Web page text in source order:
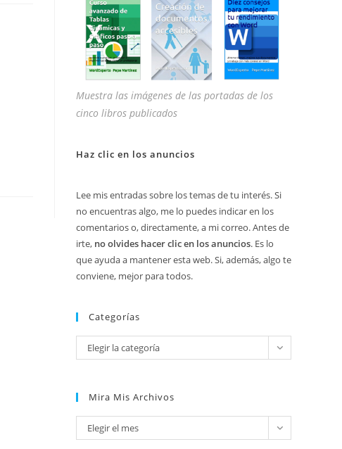
Muestra las imágenes de las portadas de los
cinco libros publicados
Haz clic en los anuncios
Lee mis entradas sobre los temas de tu interés. Si
no encuentras algo, me lo puedes indicar en los
comentarios o, directamente, a mi correo. Antes de
irte, no olvides hacer clic en los anuncios. Es lo
que ayuda a mantener esta web. Si, además, algo te
conviene, mejor para todos.
Categorías
Categorías
Elegir la categoría
Mira Mis Archivos
Mira
mis
Elegir el mes